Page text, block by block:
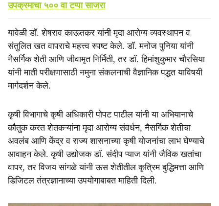
उपक्रमाचा ५०० वा टप्पा साजरा
यावेळी डॉ. शेषराव काऊतकर यांनी मृदा आरोग्य व्यवस्थापन व
संतुलित खत वापराचे महत्त्व स्पष्ट केले. डॉ. मनोज पुनिया यांनी
नैसर्गिक शेती आणि जीवामृत निर्मिती, तर डॉ. हिमांशुकुमार चौरसिया
यांनी माती परीक्षणासाठी नमुना संकलनाची वैज्ञानिक पद्धत याविषयी
मार्गदर्शन केले.
कृषी विभागाचे कृषी अधिकारी पोपट पाटील यांनी या अभियानाचे
कौतुक करत शेतकऱ्यांना मृदा आरोग्य संवर्धन, नैसर्गिक शेतीचा
अवलंब आणि केंद्र व राज्य शासनाच्या कृषी योजनांचा लाभ घेण्याचे
आवाहन केले. कृषी उद्योजक डॉ. संदीप प्याज यांनी जैविक खतांचा
वापर, तर विजय सांगळे यांनी ऊस शेतीतील कृत्रिम बुद्धिमत्ता आणि
डिजिटल तंत्रज्ञानाच्या उपयोगाबाबत माहिती दिली.